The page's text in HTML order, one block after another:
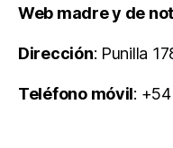
Web madre y de
Dirección: Punilla
Teléfono móvil: